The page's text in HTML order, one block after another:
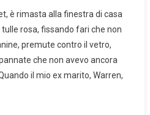
è rimasta alla finestra di casa
rosa, fissando fari che non
premute contro il vetro,
che non avevo ancora
il mio ex marito, Warren,